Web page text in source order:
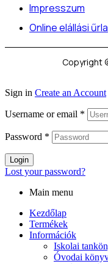
Impresszum
Online elállási
Copyright
Sign in Create an Account
Username or email *
Password *
Login
Lost your password?
Main menu
Kezdőlap
Termékek
Információk
Iskolai
Óvodai